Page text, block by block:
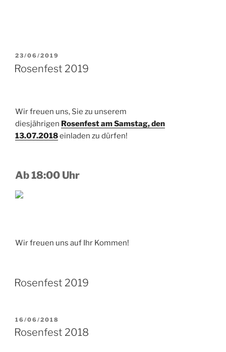
VERÖFFENTLICHT
AM
23/06/2019
Rosenfest 2019
Wir freuen uns, Sie zu unserem
diesjährigen Rosenfest am Samstag, den
13.07.2018einladen zu dürfen!
Ab 18:00 Uhr
Wir freuen uns auf Ihr Kommen!
Rosenfest 2019
VERÖFFENTLICHT
AM
16/06/2018
Rosenfest 2018